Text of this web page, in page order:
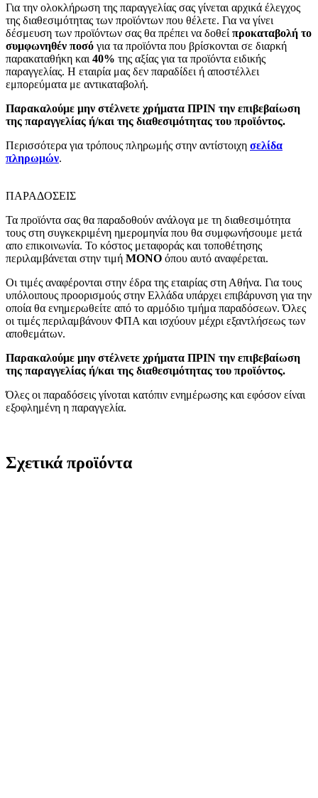
Για την ολοκλήρωση της παραγγελίας σας γίνεται αρχικά έλεγχος
της διαθεσιμότητας των προϊόντων που θέλετε. Για να γίνει
δέσμευση των προϊόντων σας θα πρέπει να δοθεί προκαταβολή το
συμφωνηθέν ποσό για τα προϊόντα που βρίσκονται σε διαρκή
παρακαταθήκη και 40% της αξίας για τα προϊόντα ειδικής
παραγγελίας. Η εταιρία μας δεν παραδίδει ή αποστέλλει
εμπορεύματα με αντικαταβολή.
Παρακαλούμε μην στέλνετε χρήματα ΠΡΙΝ την επιβεβαίωση
της παραγγελίας ή/και της διαθεσιμότητας του προϊόντος.
Περισσότερα για τρόπους πληρωμής στην αντίστοιχη σελίδα
πληρωμών.
ΠΑΡΑΔΟΣΕΙΣ
Τα προϊόντα σας θα παραδοθούν ανάλογα με τη διαθεσιμότητα
τους στη συγκεκριμένη ημερομηνία που θα συμφωνήσουμε μετά
απο επικοινωνία. Το κόστος μεταφοράς και τοποθέτησης
περιλαμβάνεται στην τιμή MONO όπου αυτό αναφέρεται.
Οι τιμές αναφέρονται στην έδρα της εταιρίας στη Αθήνα. Για τους
υπόλοιπους προορισμούς στην Ελλάδα υπάρχει επιβάρυνση για την
οποία θα ενημερωθείτε από το αρμόδιο τμήμα παραδόσεων. Όλες
οι τιμές περιλαμβάνουν ΦΠΑ και ισχύουν μέχρι εξαντλήσεως των
αποθεμάτων.
Παρακαλούμε μην στέλνετε χρήματα ΠΡΙΝ την επιβεβαίωση
της παραγγελίας ή/και της διαθεσιμότητας του προϊόντος.
Όλες οι παραδόσεις γίνοται κατόπιν ενημέρωσης και εφόσον είναι
εξοφλημένη η παραγγελία.
Σχετικά προϊόντα